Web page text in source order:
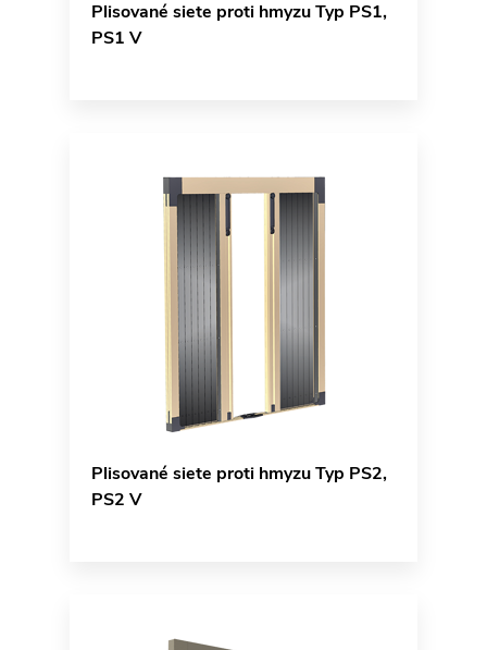
Plisované siete proti hmyzu Typ PS1,
PS1 V
Plisované siete proti hmyzu Typ PS2,
PS2 V